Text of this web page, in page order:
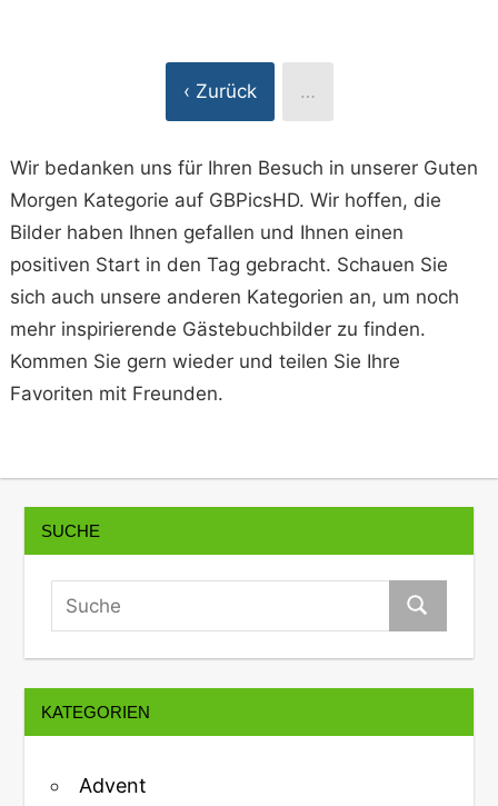
‹ Zurück …
Wir bedanken uns für Ihren Besuch in unserer Guten
Morgen Kategorie auf GBPicsHD. Wir hoffen, die
Bilder haben Ihnen gefallen und Ihnen einen
positiven Start in den Tag gebracht. Schauen Sie
sich auch unsere anderen Kategorien an, um noch
mehr inspirierende Gästebuchbilder zu finden.
Kommen Sie gern wieder und teilen Sie Ihre
Favoriten mit Freunden.
SUCHE
KATEGORIEN
Advent